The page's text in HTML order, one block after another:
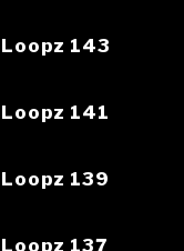
Loopz 143
Loopz 141
Loopz 139
Loopz 137